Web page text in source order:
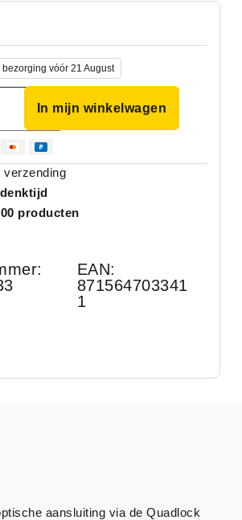
vóór 21 August
In mijn winkelwagen
verzending
producten
EAN:
871564703341
1
aansluiting via de Quadlock